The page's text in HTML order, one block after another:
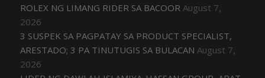
ROLEX NG LIMANG RIDER SA BACOOR August 7,
2026
3 SUSPEK SA PAGPATAY SA PRODUCT SPECIALIST,
ARESTADO; 3 PA TINUTUGIS SA BULACAN August 7,
2026